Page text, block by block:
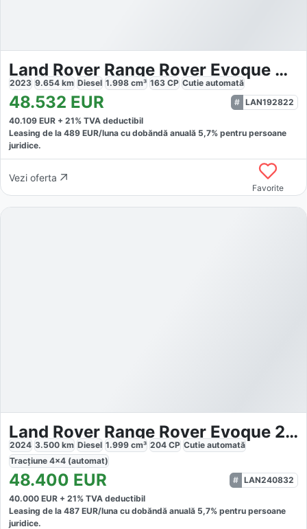
Land Rover Range Rover Evoque R-Dynamic SE
2023 9.654 km Diesel 1.998 cm³ 163 CP Cutie automată
48.532 EUR
LAN192822
40.109 EUR + 21% TVA deductibil
Leasing de la 489 EUR/luna cu dobăndă anuală 5,7% pentru persoane
juridice.
Vezi oferta
Favorite
Land Rover Range Rover Evoque 2.0 D200 MHEV
2024 3.500 km Diesel 1.999 cm³ 204 CP Cutie automată
Tracțiune 4x4 (automat)
48.400 EUR
LAN240832
40.000 EUR + 21% TVA deductibil
Leasing de la 487 EUR/luna cu dobăndă anuală 5,7% pentru persoane
juridice.